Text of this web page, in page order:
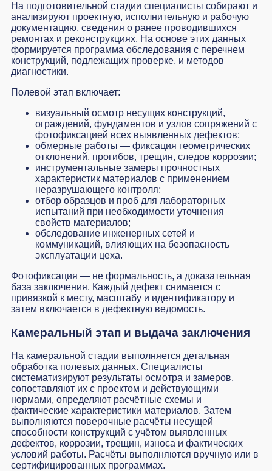
На подготовительной стадии специалисты собирают и
анализируют проектную, исполнительную и рабочую
документацию, сведения о ранее проводившихся
ремонтах и реконструкциях. На основе этих данных
формируется программа обследования с перечнем
конструкций, подлежащих проверке, и методов
диагностики.
Полевой этап включает:
визуальный осмотр несущих конструкций,
ограждений, фундаментов и узлов сопряжений с
фотофиксацией всех выявленных дефектов;
обмерные работы — фиксация геометрических
отклонений, прогибов, трещин, следов коррозии;
инструментальные замеры прочностных
характеристик материалов с применением
неразрушающего контроля;
отбор образцов и проб для лабораторных
испытаний при необходимости уточнения
свойств материалов;
обследование инженерных сетей и
коммуникаций, влияющих на безопасность
эксплуатации цеха.
Фотофиксация — не формальность, а доказательная
база заключения. Каждый дефект снимается с
привязкой к месту, масштабу и идентификатору и
затем включается в дефектную ведомость.
Камеральный этап и выдача заключения
На камеральной стадии выполняется детальная
обработка полевых данных. Специалисты
систематизируют результаты осмотра и замеров,
сопоставляют их с проектом и действующими
нормами, определяют расчётные схемы и
фактические характеристики материалов. Затем
выполняются поверочные расчёты несущей
способности конструкций с учётом выявленных
дефектов, коррозии, трещин, износа и фактических
условий работы. Расчёты выполняются вручную или в
сертифицированных программах.